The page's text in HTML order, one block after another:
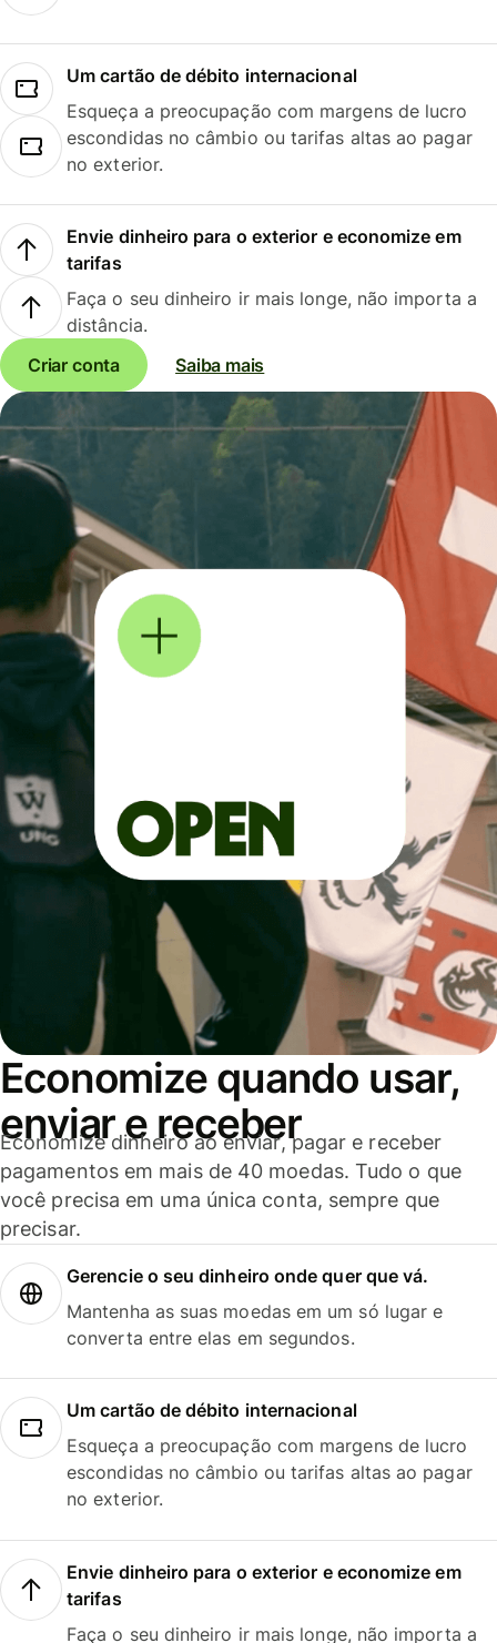
Um cartão de débito internacional
Esqueça a preocupação com margens de lucro
escondidas no câmbio ou tarifas altas ao pagar
no exterior.
Envie dinheiro para o exterior e economize em
tarifas
Faça o seu dinheiro ir mais longe, não importa a
distância.
Criar conta
Saiba mais
Economize quando usar,
enviar e receber
Economize dinheiro ao enviar, pagar e receber
pagamentos em mais de 40 moedas. Tudo o que
você precisa em uma única conta, sempre que
precisar.
Gerencie o seu dinheiro onde quer que vá.
Mantenha as suas moedas em um só lugar e
converta entre elas em segundos.
Um cartão de débito internacional
Esqueça a preocupação com margens de lucro
escondidas no câmbio ou tarifas altas ao pagar
no exterior.
Envie dinheiro para o exterior e economize em
tarifas
Faça o seu dinheiro ir mais longe, não importa a